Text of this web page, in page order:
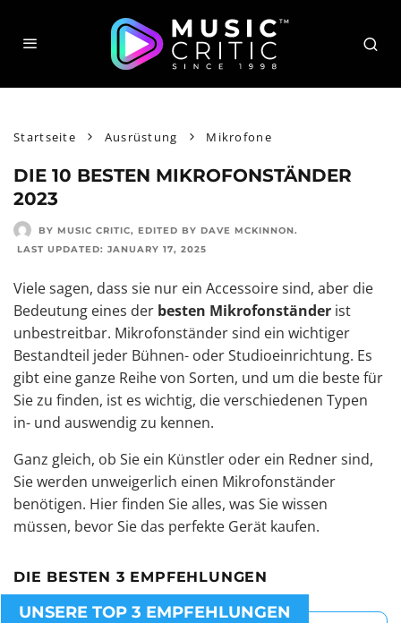
Startseite Ausrüstung Mikrofone
DIE 10 BESTEN MIKROFONSTÄNDER
2023
BY MUSIC CRITIC, EDITED BY DAVE MCKINNON.
LAST UPDATED: JANUARY 17, 2025
Viele sagen, dass sie nur ein Accessoire sind, aber die
Bedeutung eines der besten Mikrofonständer ist
unbestreitbar. Mikrofonständer sind ein wichtiger
Bestandteil jeder Bühnen- oder Studioeinrichtung. Es
gibt eine ganze Reihe von Sorten, und um die beste für
Sie zu finden, ist es wichtig, die verschiedenen Typen
in- und auswendig zu kennen.
Ganz gleich, ob Sie ein Künstler oder ein Redner sind,
Sie werden unweigerlich einen Mikrofonständer
benötigen. Hier finden Sie alles, was Sie wissen
müssen, bevor Sie das perfekte Gerät kaufen.
DIE BESTEN 3 EMPFEHLUNGEN
UNSERE TOP 3 EMPFEHLUNGEN